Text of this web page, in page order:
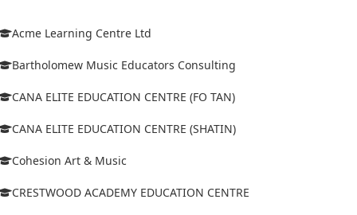
Acme Learning Centre Ltd
Bartholomew Music Educators Consulting
CANA ELITE EDUCATION CENTRE (FO TAN)
CANA ELITE EDUCATION CENTRE (SHATIN)
Cohesion Art & Music
CRESTWOOD ACADEMY EDUCATION CENTRE